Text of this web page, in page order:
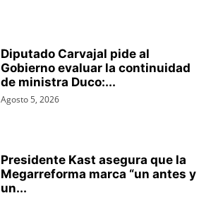
Diputado Carvajal pide al
Gobierno evaluar la continuidad
de ministra Duco:...
Agosto 5, 2026
Presidente Kast asegura que la
Megarreforma marca “un antes y
un...